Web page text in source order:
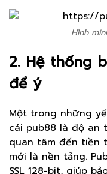
Hình
2. Hệ thống
để ý
Một trong những
cái pub88 là độ an
quan tâm đến tiền
mới là nền tảng.
SSL 128-bit, giúp